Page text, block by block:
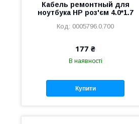
Кабель ремонтный для
ноутбука HP роз'єм 4.0*1.7
0005796.0.700
177 ₴
В наявності
Купити